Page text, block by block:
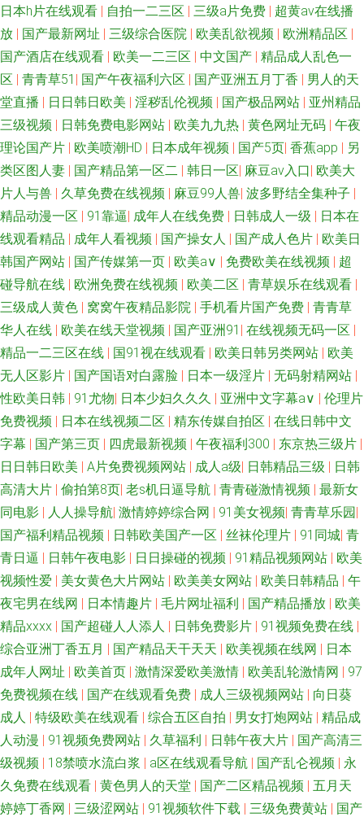
日本h片在线观看 | 自拍一二三区 | 三级a片免费 | 超黄av在线播
放 | 国产最新网址 | 三级综合医院 | 欧美乱欲视频 | 欧洲精品区 |
国产酒店在线观看 | 欧美一二三区 | 中文国产 | 精品成人乱色一
区 | 青青草51 | 国产午夜福利六区 | 国产亚洲五月丁香 | 男人的天
堂直播 | 日日韩日欧美 | 淫秽乱伦视频 | 国产极品网站 | 亚州精品
三级视频 | 日韩免费电影网站 | 欧美九九热 | 黄色网址无码 | 午夜
理论国产片 | 欧美喷潮HD | 日本成年视频 | 国产5页| 香蕉app | 另
类区图人妻 | 国产精品第一区二 | 韩日一区| 麻豆av入口| 欧美大
片人与兽 | 久草免费在线视频 | 麻豆99人兽| 波多野结全集种子 |
精品动漫一区 | 91靠逼| 成年人在线免费 | 日韩成人一级 | 日本在
线观看精品 | 成年人看视频 | 国产操女人 | 国产成人色片 | 欧美日
韩国产网站 | 国产传媒第一页 | 欧美a∨ | 免费欧美在线视频 | 超
碰导航在线 | 欧洲免费在线视频 | 欧美二区 | 青草娱乐在线观看 |
三级成人黄色 | 窝窝午夜精品影院 | 手机看片国产免费 | 青青草
华人在线 | 欧美在线天堂视频 | 国产亚洲91 | 在线视频无码一区 |
精品一二三区在线 | 国91视在线观看 | 欧美日韩另类网站 | 欧美
无人区影片 | 国产国语对白露脸 | 日本一级淫片 | 无码射精网站 |
性欧美日韩 | 91尤物| 日本少妇久久久 | 亚洲中文字幕a∨ | 伦理片
免费视频 | 日本在线视频二区 | 精东传媒自拍区 | 在线日韩中文
字幕 | 国产第三页 | 四虎最新视频 | 午夜福利300 | 东京热三级片 |
日日韩日欧美 | A片免费视频网站 | 成人a级| 日韩精品三级 | 日韩
高清大片 | 偷拍第8页| 老s机日逼导航 | 青青碰激情视频 | 最新女
同电影 | 人人操导航| 激情婷婷综合网 | 91美女视频| 青青草乐园|
国产福利精品视频 | 日韩欧美国产一区 | 丝袜伦理片 | 91同城| 青
青日逼 | 日韩午夜电影 | 日日操碰的视频 | 91精品视频网站 | 欧美
视频性爱 | 美女黄色大片网站 | 欧美美女网站 | 欧美日韩精品 | 午
夜宅男在线网 | 日本情趣片 | 毛片网址福利 | 国产精品播放 | 欧美
精品xxxx | 国产超碰人人添人 | 日韩免费影片 | 91视频免费在线 |
综合亚洲丁香五月 | 国产精品天干天天 | 欧美视频在线网 | 日本
成年人网址 | 欧美首页 | 激情深爱欧美激情 | 欧美乱轮激情网 | 97
免费视频在线 | 国产在线观看免费 | 成人三级视频网站 | 向日葵
成人 | 特级欧美在线观看 | 综合五区自拍 | 男女打炮网站 | 精品成
人动漫 | 91视频免费网站 | 久草福利 | 日韩午夜大片 | 国产高清三
级视频 | 18禁喷水流白浆 | a区在线观看导航 | 国产乱仑视频 | 永
久免费在线观看 | 黄色男人的天堂 | 国产二区精品视频 | 五月天
婷婷丁香网 | 三级涩网站 | 91视频软件下载 | 三级免费黄站 | 国产